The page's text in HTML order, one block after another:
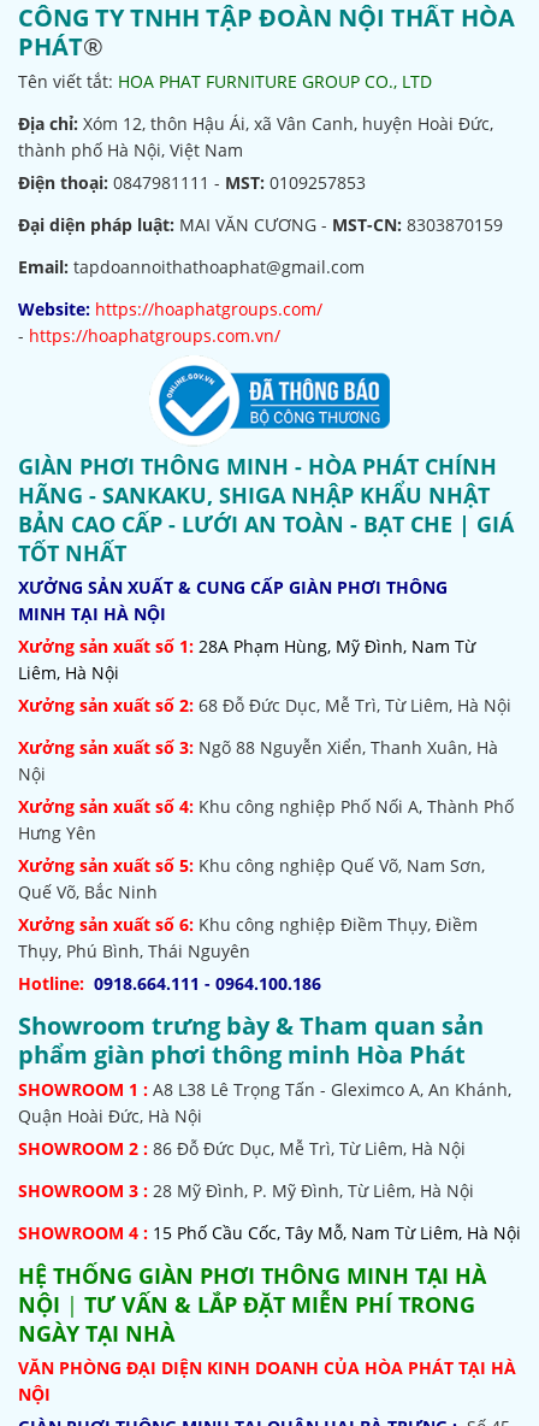
CÔNG TY TNHH TẬP ĐOÀN NỘI THẤT HÒA
PHÁT®
Tên viết tắt: HOA PHAT FURNITURE GROUP CO., LTD
Địa chỉ: Xóm 12, thôn Hậu Ái, xã Vân Canh, huyện Hoài Đức,
thành phố Hà Nội, Việt Nam
Điện thoại: 0847981111 - MST: 0109257853
Đại diện pháp luật: MAI VĂN CƯƠNG - MST-CN: 8303870159
Email: tapdoannoithathoaphat@gmail.com
Website: https://hoaphatgroups.com/
- https://hoaphatgroups.com.vn/
GIÀN PHƠI THÔNG MINH - HÒA PHÁT CHÍNH
HÃNG - SANKAKU, SHIGA NHẬP KHẨU NHẬT
BẢN CAO CẤP - LƯỚI AN TOÀN - BẠT CHE | GIÁ
TỐT NHẤT
XƯỞNG SẢN XUẤT & CUNG CẤP GIÀN PHƠI THÔNG
MINH TẠI HÀ NỘI
Xưởng sản xuất số 1: 28A Phạm Hùng, Mỹ Đình, Nam Từ
Liêm, Hà Nội
Xưởng sản xuất số 2: 68 Đỗ Đức Dục, Mễ Trì, Từ Liêm, Hà Nội
Xưởng sản xuất số 3: Ngõ 88 Nguyễn Xiển, Thanh Xuân, Hà
Nội
Xưởng sản xuất số 4: Khu công nghiệp Phố Nối A, Thành Phố
Hưng Yên
Xưởng sản xuất số 5: Khu công nghiệp Quế Võ, Nam Sơn,
Quế Võ, Bắc Ninh
Xưởng sản xuất số 6: Khu công nghiệp Điềm Thụy, Điềm
Thụy, Phú Bình, Thái Nguyên
Hotline: 0918.664.111 - 0964.100.186
Showroom trưng bày & Tham quan sản
phẩm giàn phơi thông minh Hòa Phát
SHOWROOM 1 : A8 L38 Lê Trọng Tấn - Gleximco A, An Khánh,
Quận Hoài Đức, Hà Nội
SHOWROOM 2 : 86 Đỗ Đức Dục, Mễ Trì, Từ Liêm, Hà Nội
SHOWROOM 3 : 28 Mỹ Đình, P. Mỹ Đình, Từ Liêm, Hà Nội
SHOWROOM 4 : 15 Phố Cầu Cốc, Tây Mỗ, Nam Từ Liêm, Hà Nội
HỆ THỐNG GIÀN PHƠI THÔNG MINH TẠI HÀ
NỘI | TƯ VẤN & LẮP ĐẶT MIỄN PHÍ TRONG
NGÀY TẠI NHÀ
VĂN PHÒNG ĐẠI DIỆN KINH DOANH CỦA HÒA PHÁT TẠI HÀ
NỘI